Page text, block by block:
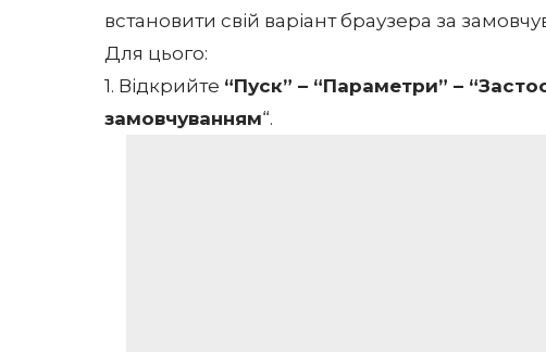
встановити свій варіант браузера за
Для цього:
1. Відкрийте “Пуск” – “Параметри” –
замовчуванням“.